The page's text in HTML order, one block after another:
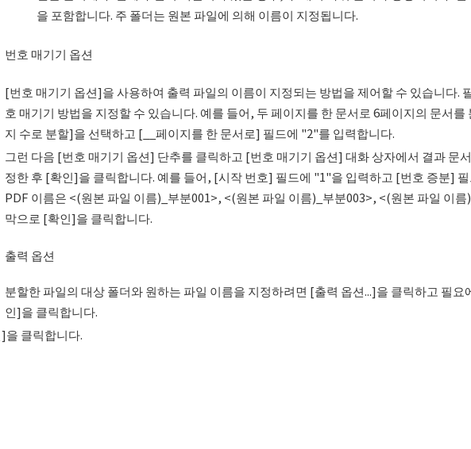
을 포함합니다. 주 폴더는 원본 파일에 의해 이름이 지정됩니다.
번호 매기기 옵션
[번호 매기기 옵션]을 사용하여 출력 파일의 이름이 지정되는 방법을 제어할 수 있습니다.
호 매기기 방법을 지정할 수 있습니다. 예를 들어, 두 페이지를 한 문서로 6페이지의 문서
지 수로 분할]을 선택하고 [__페이지를 한 문서로] 필드에 "2"를 입력합니다.
그런 다음 [번호 매기기 옵션] 단추를 클릭하고 [번호 매기기 옵션] 대화 상자에서 결과 문
정한 후 [확인]을 클릭합니다. 예를 들어, [시작 번호] 필드에 "1"을 입력하고 [번호 증분]
PDF 이름은 <(원본 파일 이름)_부분001>, <(원본 파일 이름)_부분003>, <(원본 파일 이
막으로 [확인]을 클릭합니다.
출력 옵션
분할한 파일의 대상 폴더와 원하는 파일 이름을 지정하려면 [출력 옵션...]을 클릭하고 필
인]을 클릭합니다.
을 클릭합니다.